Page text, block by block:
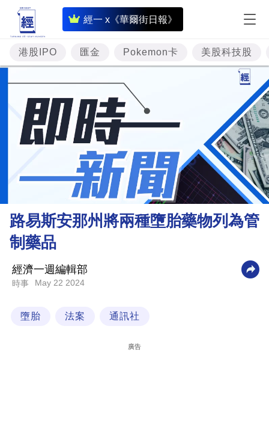
經一 x《華爾街日報》
即
時
財
經
專
題
投
資
樓
市
財
業
科
港股IPO 匯金 Pokemon卡 美股科技股
路易斯安那州將兩種墮胎藥物列為管
制藥品
經濟一週編輯部
時事 May 22 2024
墮胎 法案 通訊社
廣告